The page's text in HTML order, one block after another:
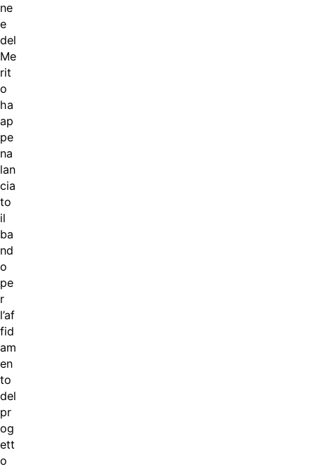
ne
e
del
Me
rit
o
ha
ap
pe
na
lan
cia
to
il
ba
nd
o
pe
r
l’af
fid
am
en
to
del
pr
og
ett
o